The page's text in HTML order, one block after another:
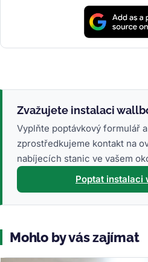
Zvažujete instalaci
Vyplňte poptávkový formulář
zprostředkujeme kontakt na
nabíjecích stanic ve vašem
Poptat instalaci
Mohlo by vás zajímat